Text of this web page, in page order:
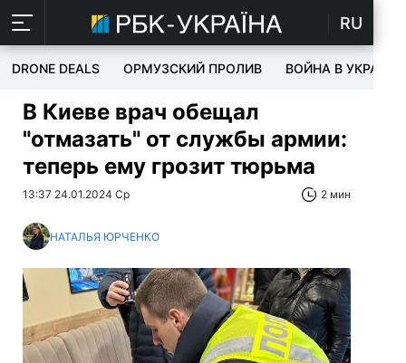
RU
DRONE DEALS ОРМУЗСКИЙ ПРОЛИВ ВОЙНА В УКРАИНЕ
В Киеве врач обещал
"отмазать" от службы армии:
теперь ему грозит тюрьма
13:37 24.01.2024 Ср 2 мин
НАТАЛЬЯ ЮРЧЕНКО